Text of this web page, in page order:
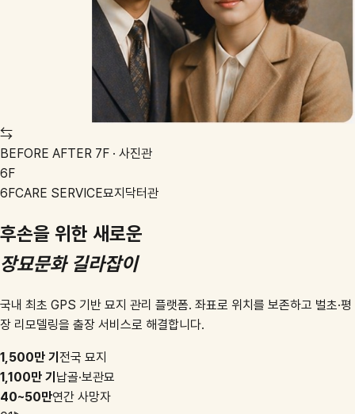
⇆
BEFORE AFTER 7F · 사진관
6F
6FCARE SERVICE묘지닥터관
후손을 위한 새로운
장묘문화 길라잡이
국내 최초 GPS 기반 묘지 관리 플랫폼. 좌표로 위치를 보존하고 벌초·평
장 리모델링을 출장 서비스로 해결합니다.
1,500만 기 전국 묘지
1,100만 기 납골·보관묘
40~50만연간 사망자